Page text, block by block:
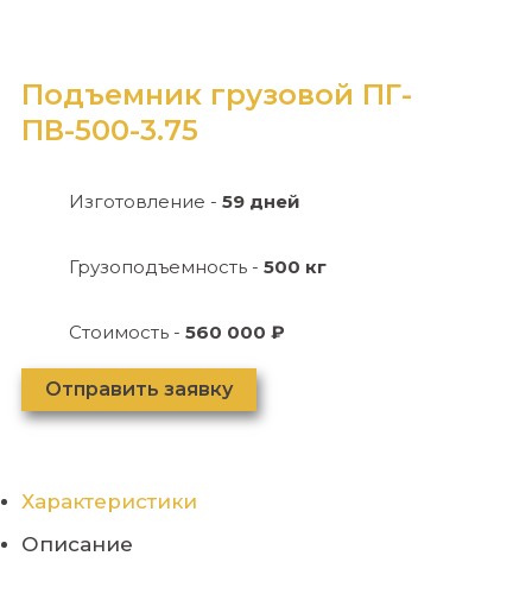
Подъемник грузовой ПГ-
ПВ-500-3.75
Изготовление - 59 дней
Грузоподъемность - 500 кг
Стоимость - 560 000 ₽
Отправить заявку
Характеристики
Описание